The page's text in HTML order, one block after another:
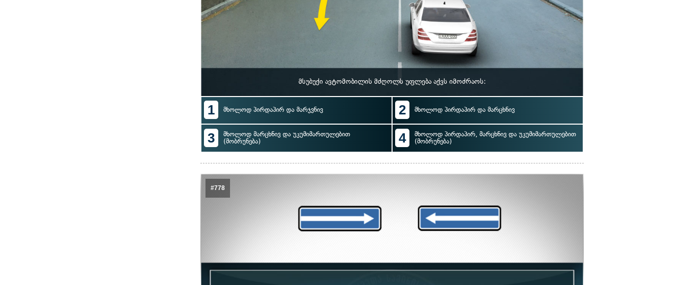
მსუბუქი ავტომობილის მძღოლს უფლება აქვს იმოძრაოს:
1 მხოლოდ პირდაპირ და მარჯვნივ 2 მხოლოდ პირდაპირ და მარცხნივ
3
მხოლოდ მარცხნივ და უკუმიმართულებით
(მობრუნება)
4
მხოლოდ პირდაპირ, მარცხნივ და უკუმიმართულებით
(მობრუნება)
#778